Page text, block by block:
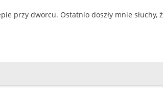
przy dworcu. Ostatnio doszły mnie